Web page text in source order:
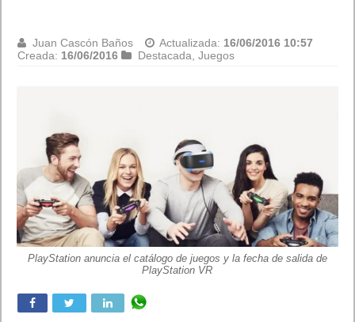
Juan Cascón Baños Actualizada: 16/06/2016 10:57
Creada: 16/06/2016 Destacada ,Juegos
PlayStation anuncia el catálogo de juegos y la fecha de salida de
PlayStation VR